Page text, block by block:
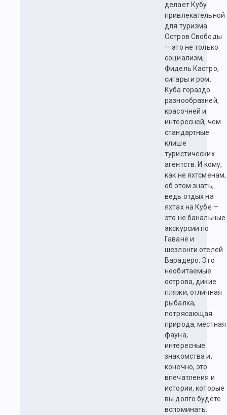
делает Кубу
привлекательной
для туризма.
Остров Свободы
— это не только
социализм,
Фидель Кастро,
сигары и ром.
Куба гораздо
разнообразней,
красочней и
интересней, чем
стандартные
клише
туристических
агентств. И кому,
как не яхтсменам,
об этом знать,
ведь отдых на
яхтах на Кубе —
это не банальные
экскурсии по
Гаване и
шезлонги отелей
Варадеро. Это
необитаемые
острова, дикие
пляжи, отличная
рыбалка,
потрясающая
природа, местная
фауна,
интересные
знакомства и,
конечно, это
впечатления и
истории, которые
вы долго будете
вспоминать.